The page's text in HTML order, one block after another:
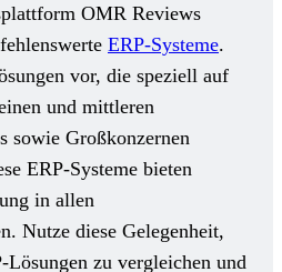
OMR Reviews
ERP-Systeme.
vor, die speziell auf
und mittleren
sowie Großkonzernen
ERP-Systeme bieten
in allen
Nutze diese Gelegenheit,
Lösungen zu vergleichen und